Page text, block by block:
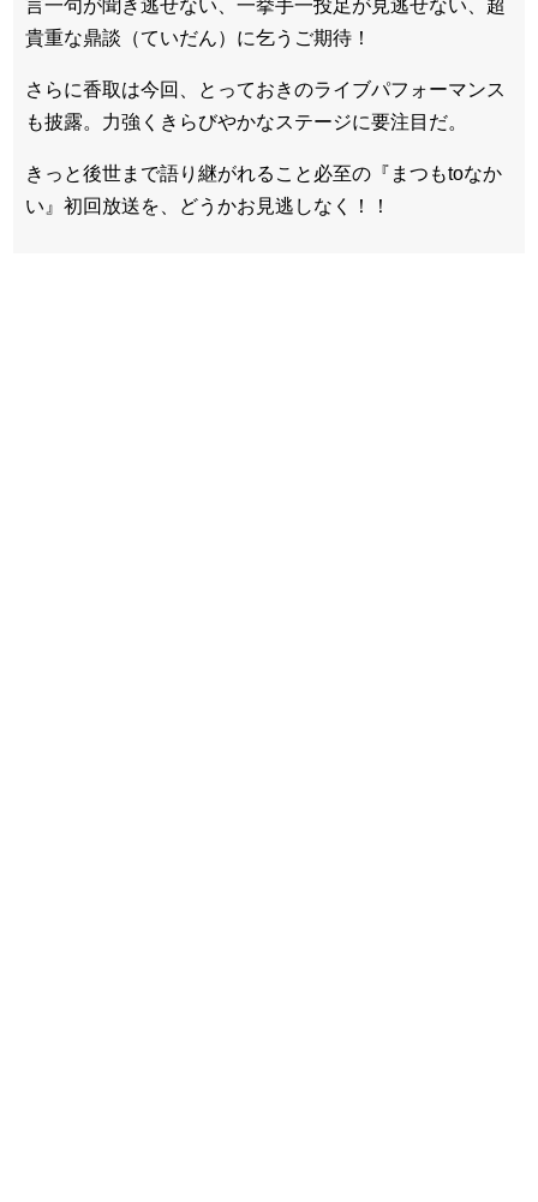
言一句が聞き逃せない、一挙手一投足が見逃せない、超
貴重な鼎談（ていだん）に乞うご期待！
さらに香取は今回、とっておきのライブパフォーマンス
も披露。力強くきらびやかなステージに要注目だ。
きっと後世まで語り継がれること必至の『まつもtoなか
い』初回放送を、どうかお見逃しなく！！